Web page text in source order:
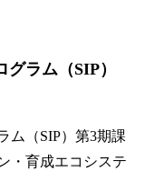
ラム（SIP）
ム（SIP）第3期課
・育成エコシステ